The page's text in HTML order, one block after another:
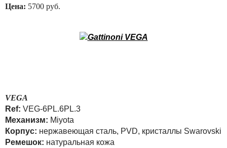
Цена: 5700 руб.
VEGA
Ref: VEG-6PL.6PL.3
Механизм: Miyota
Корпус: нержавеющая сталь, PVD, кристаллы Swarovski
Ремешок: натуральная кожа